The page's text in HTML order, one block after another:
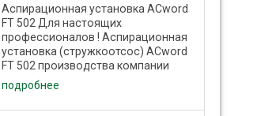
Аспирационная установка ACword
FT 502 Для настоящих
профессионалов ! Аспирационная
установка (стружкоотсос) ACword
FT 502 производства компании
ACword (Чехия) применяется для
удаления стружки, опилок, пыли от
рабочих зон
подробнее